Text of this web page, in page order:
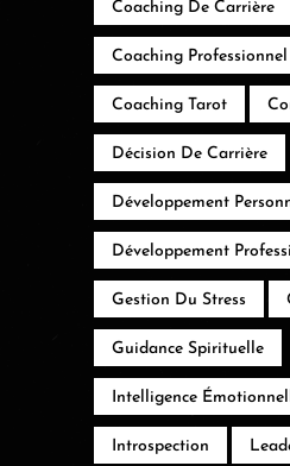
Coaching De Carrière
Coaching Professionnel
Coaching Tarot
Décision De Carrière
Développement
Développement
Gestion Du Stress
Guidance Spirituelle
Intelligence
Introspection